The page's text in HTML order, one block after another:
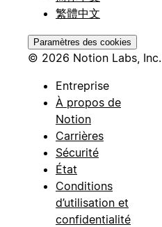
繁體中文
Paramètres des cookies
© 2026 Notion Labs, Inc.
Entreprise
À propos de
Notion
Carrières
Sécurité
État
Conditions
d’utilisation et
confidentialité